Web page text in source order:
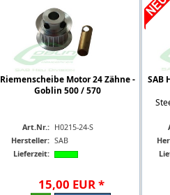
Riemenscheibe Motor 24 Zähne -
Goblin 500 / 570
Art.Nr.: H0215-24-S
Hersteller: SAB
Lieferzeit:
15,00 EUR *
SAB